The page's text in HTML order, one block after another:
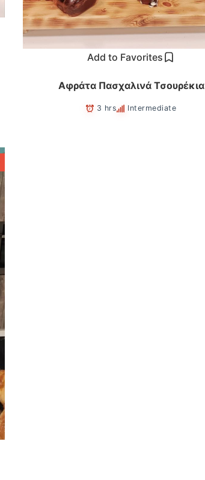
Add to Favorites
Αφράτα Πασχαλινά Τσουρέκια
3 hrs Intermediate